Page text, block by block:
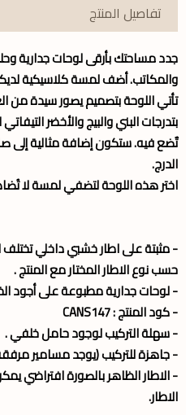
تفاصيل المنتج
جدد مساحتك بأرقىلوحات جدارية
والمكاتب. أضف لمسة كلاسيكية
تأتي اللوحة بتصميم يصور سيدة
بتدرجات البني والبيج والأخضر
تٌضع فيه. ستكون إضافة مثالية إلى
الدرج.
اختر هذه اللوحة لتضفي لمسة لا
- مثبتة على اطار خشبي داخلي تختلف السماكات
حسب نوع الاطار المختار مع المنتج .
- لوحات جدارية مطبوعة على أجود
- كود المنتج : CANS147
- سهلة التركيب لوجود حامل خلفي .
- جاهزة للتركيب (يوجد مسامير
- الاطار الظاهر بالصورة افتراضي
الاطار.